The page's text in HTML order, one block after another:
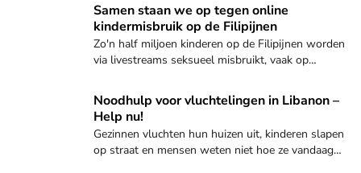
Samen staan we op tegen online
kindermisbruik op de Filipijnen
Zo'n half miljoen kinderen op de Filipijnen worden
via livestreams seksueel misbruikt, vaak op
verborgen vorm van online uitbuiting groeit snel
en laat diepe sporen achter in het leven van de
kinderen.
Ontdek hoe jij kunt helpen
Noodhulp voor vluchtelingen in Libanon –
Help nu!
Gezinnen vluchten hun huizen uit, kinderen slapen
op straat en mensen weten niet hoe ze vandaag
Ontdek hoe jij kunt helpen